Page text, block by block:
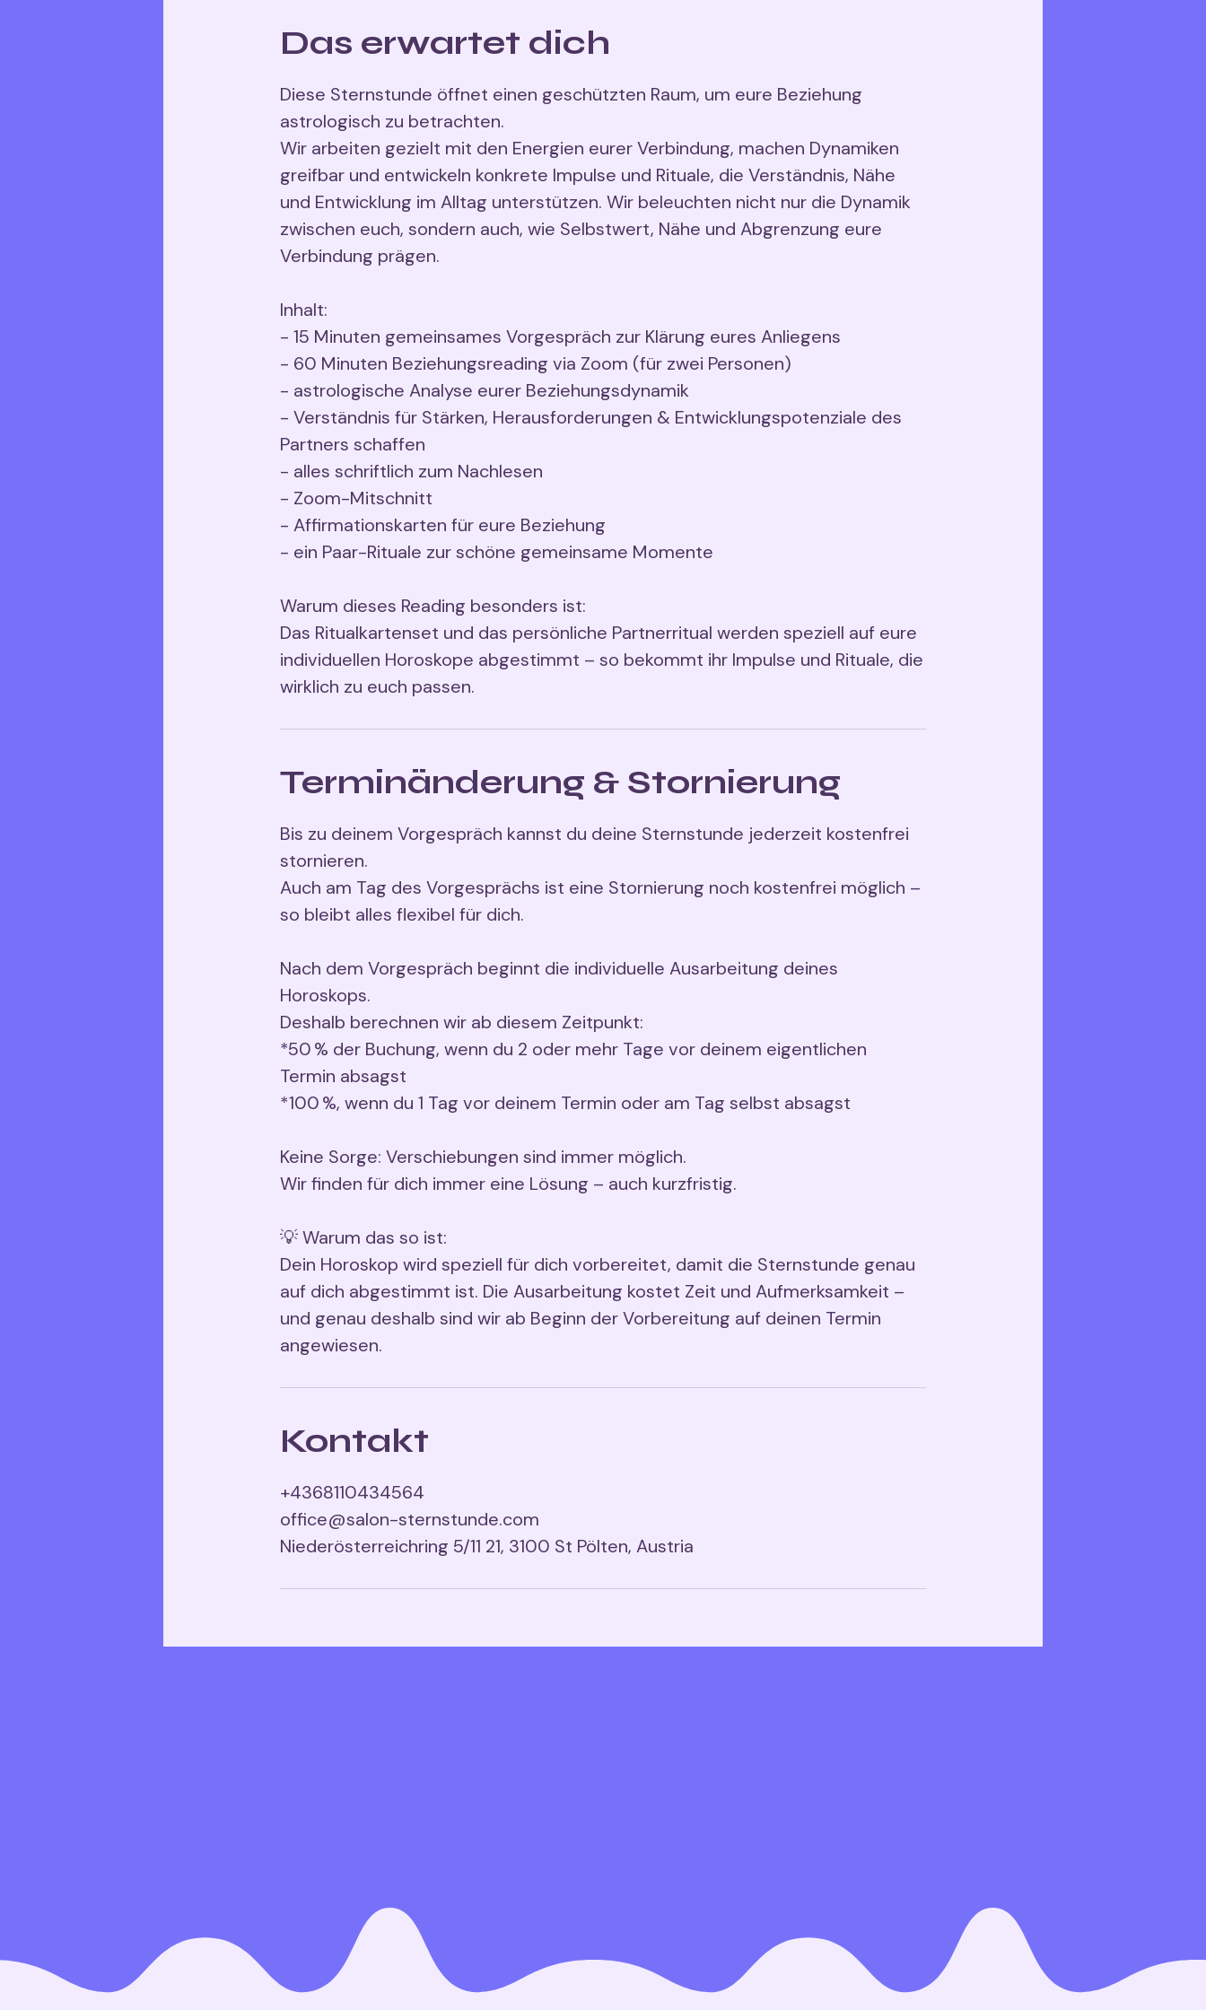
Das erwartet dich
Diese Sternstunde öffnet einen geschützten Raum, um eure Beziehung
astrologisch zu betrachten.
Wir arbeiten gezielt mit den Energien eurer Verbindung, machen Dynamiken
greifbar und entwickeln konkrete Impulse und Rituale, die Verständnis, Nähe
und Entwicklung im Alltag unterstützen. Wir beleuchten nicht nur die Dynamik
zwischen euch, sondern auch, wie Selbstwert, Nähe und Abgrenzung eure
Verbindung prägen.
Inhalt:
- 15 Minuten gemeinsames Vorgespräch zur Klärung eures Anliegens
- 60 Minuten Beziehungsreading via Zoom (für zwei Personen)
- astrologische Analyse eurer Beziehungsdynamik
- Verständnis für Stärken, Herausforderungen & Entwicklungspotenziale des
Partners schaffen
- alles schriftlich zum Nachlesen
- Zoom-Mitschnitt
- Affirmationskarten für eure Beziehung
- ein Paar-Rituale zur schöne gemeinsame Momente
Warum dieses Reading besonders ist:
Das Ritualkartenset und das persönliche Partnerritual werden speziell auf eure
individuellen Horoskope abgestimmt – so bekommt ihr Impulse und Rituale, die
Terminänderung & Stornierung
Bis zu deinem Vorgespräch kannst du deine Sternstunde jederzeit kostenfrei
stornieren.
Auch am Tag des Vorgesprächs ist eine Stornierung noch kostenfrei möglich –
so bleibt alles flexibel für dich.
Nach dem Vorgespräch beginnt die individuelle Ausarbeitung deines
Horoskops.
Deshalb berechnen wir ab diesem Zeitpunkt:
*50 % der Buchung, wenn du 2 oder mehr Tage vor deinem eigentlichen
Termin absagst
*100 %, wenn du 1 Tag vor deinem Termin oder am Tag selbst absagst
Keine Sorge: Verschiebungen sind immer möglich.
Wir finden für dich immer eine Lösung – auch kurzfristig.
💡 Warum das so ist:
Dein Horoskop wird speziell für dich vorbereitet, damit die Sternstunde genau
auf dich abgestimmt ist. Die Ausarbeitung kostet Zeit und Aufmerksamkeit –
und genau deshalb sind wir ab Beginn der Vorbereitung auf deinen Termin
angewiesen.
Kontakt
+4368110434564
office@salon-sternstunde.com
Niederösterreichring 5/11 21, 3100 St Pölten, Austria